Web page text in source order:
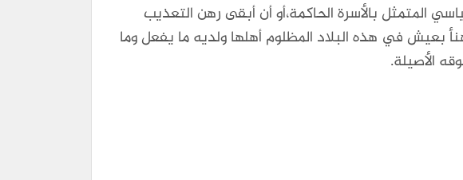
المتمثل بالأسرة الحاكمة،أو أن أبقى رهن التعذيب
بعيش في هذه البلاد المظلوم أهلها ولديه ما يفعل وما
الأصيلة.